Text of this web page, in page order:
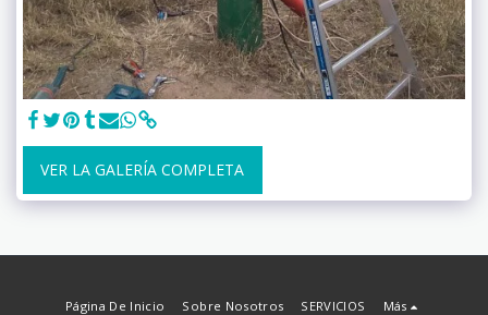
VER LA GALERÍA COMPLETA
Página De Inicio Sobre Nosotros SERVICIOS Más